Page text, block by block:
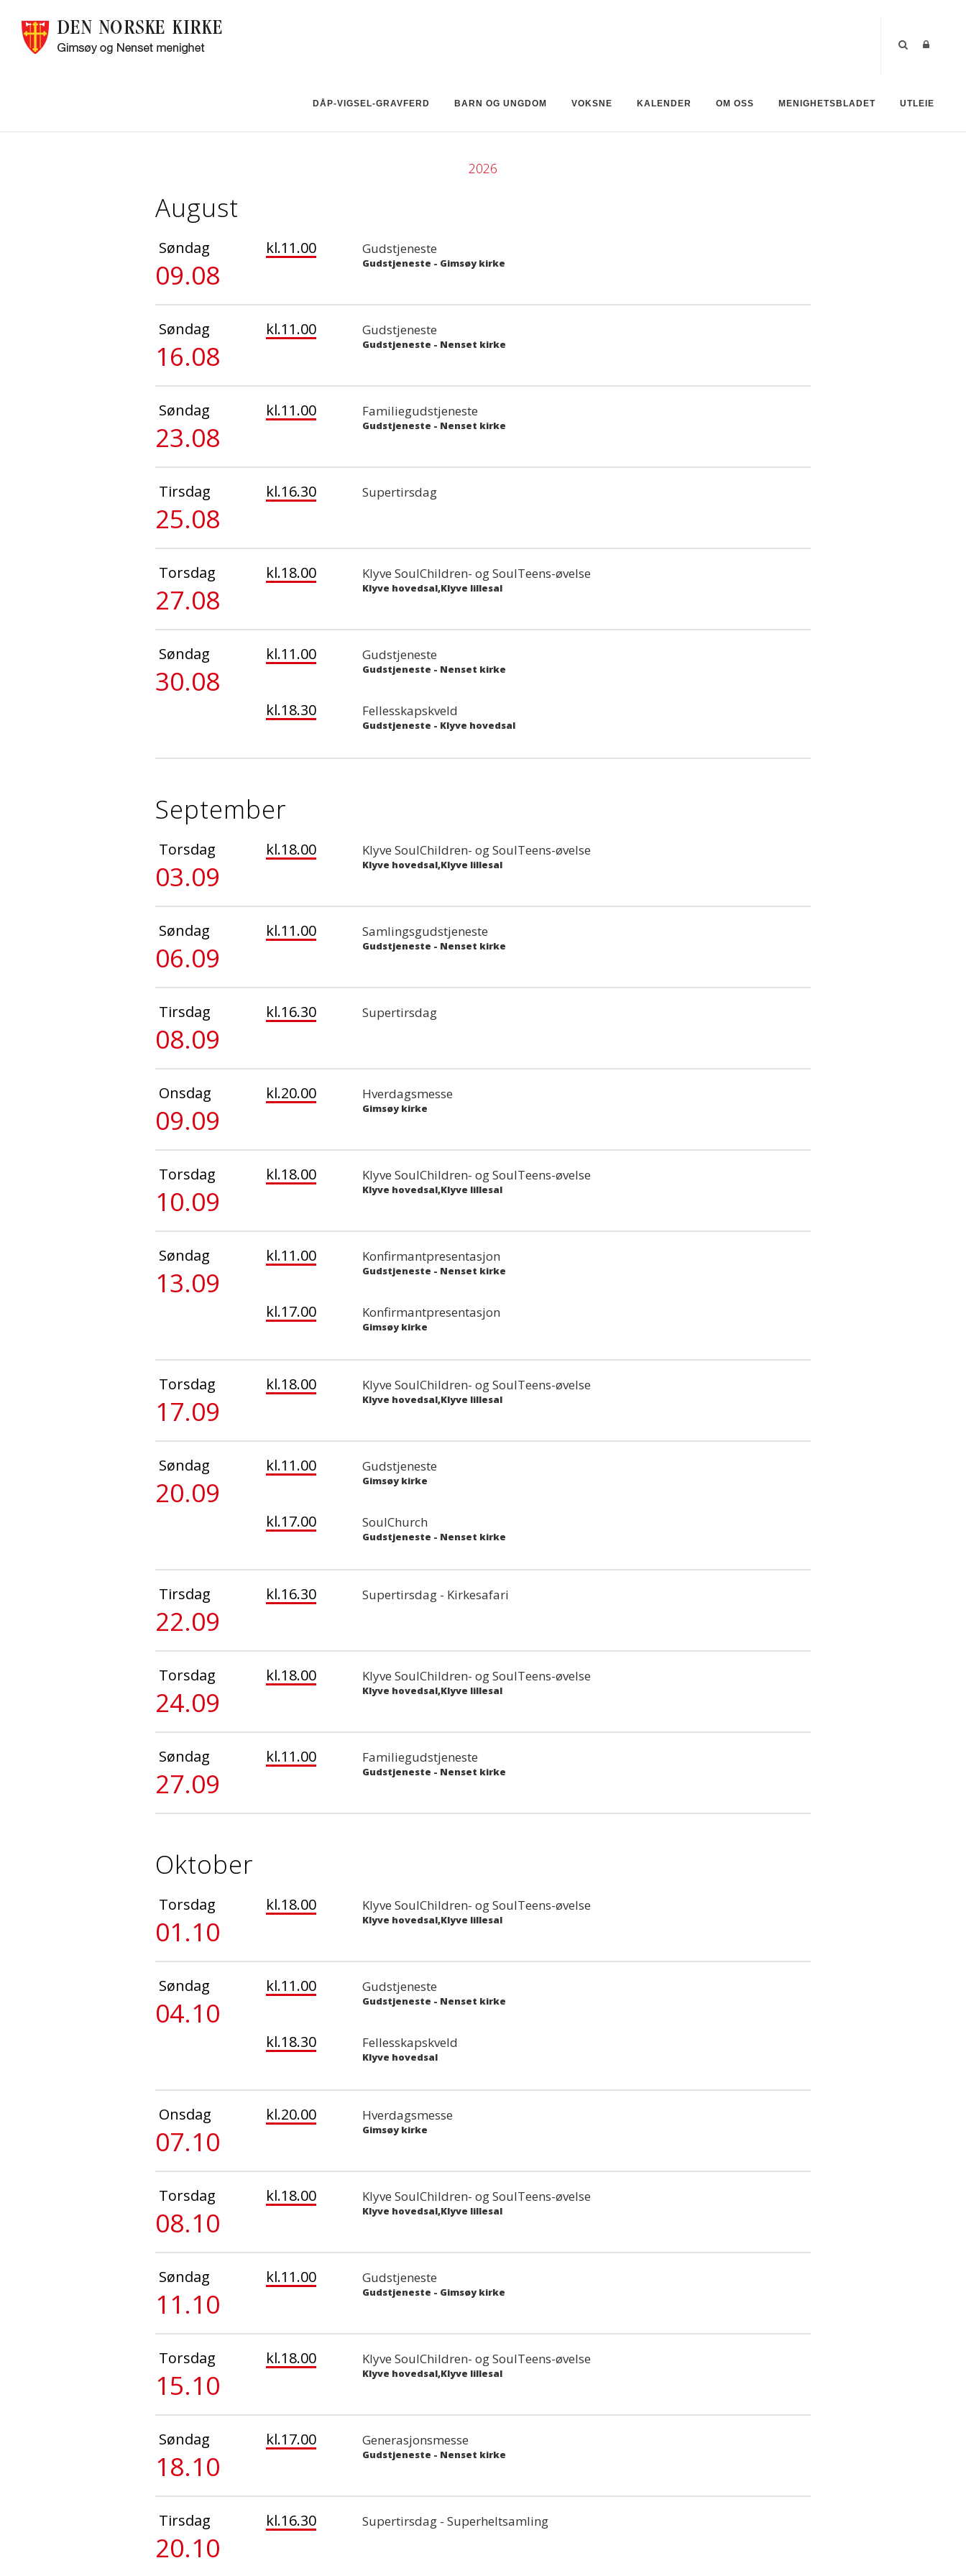
DÅP-VIGSEL-GRAVFERD BARN OG UNGDOM VOKSNE KALENDER OM OSS MENIGHETSBLADET UTLEIE
2026
August
Søndag
09.08
kl.11.00 Gudstjeneste
Gudstjeneste - Gimsøy kirke
Søndag
16.08
kl.11.00 Gudstjeneste
Gudstjeneste - Nenset kirke
Søndag
23.08
kl.11.00 Familiegudstjeneste
Gudstjeneste - Nenset kirke
Tirsdag
25.08
kl.16.30 Supertirsdag
Torsdag
27.08
kl.18.00 Klyve SoulChildren- og SoulTeens-øvelse
Klyve hovedsal,Klyve lillesal
Søndag
30.08
kl.11.00 Gudstjeneste
Gudstjeneste - Nenset kirke
kl.18.30 Fellesskapskveld
Gudstjeneste - Klyve hovedsal
September
Torsdag
03.09
kl.18.00 Klyve SoulChildren- og SoulTeens-øvelse
Klyve hovedsal,Klyve lillesal
Søndag
06.09
kl.11.00 Samlingsgudstjeneste
Gudstjeneste - Nenset kirke
Tirsdag
08.09
kl.16.30 Supertirsdag
Onsdag
09.09
kl.20.00 Hverdagsmesse
Gimsøy kirke
Torsdag
10.09
kl.18.00 Klyve SoulChildren- og SoulTeens-øvelse
Klyve hovedsal,Klyve lillesal
Søndag
13.09
kl.11.00 Konfirmantpresentasjon
Gudstjeneste - Nenset kirke
kl.17.00 Konfirmantpresentasjon
Gimsøy kirke
Torsdag
17.09
kl.18.00 Klyve SoulChildren- og SoulTeens-øvelse
Klyve hovedsal,Klyve lillesal
Søndag
20.09
kl.11.00 Gudstjeneste
Gimsøy kirke
kl.17.00 SoulChurch
Gudstjeneste - Nenset kirke
Tirsdag
22.09
kl.16.30 Supertirsdag - Kirkesafari
Torsdag
24.09
kl.18.00 Klyve SoulChildren- og SoulTeens-øvelse
Klyve hovedsal,Klyve lillesal
Søndag
27.09
kl.11.00 Familiegudstjeneste
Gudstjeneste - Nenset kirke
Oktober
Torsdag
01.10
kl.18.00 Klyve SoulChildren- og SoulTeens-øvelse
Klyve hovedsal,Klyve lillesal
Søndag
04.10
kl.11.00 Gudstjeneste
Gudstjeneste - Nenset kirke
kl.18.30 Fellesskapskveld
Klyve hovedsal
Onsdag
07.10
kl.20.00 Hverdagsmesse
Gimsøy kirke
Torsdag
08.10
kl.18.00 Klyve SoulChildren- og SoulTeens-øvelse
Klyve hovedsal,Klyve lillesal
Søndag
11.10
kl.11.00 Gudstjeneste
Gudstjeneste - Gimsøy kirke
Torsdag
15.10
kl.18.00 Klyve SoulChildren- og SoulTeens-øvelse
Klyve hovedsal,Klyve lillesal
Søndag
18.10
kl.17.00 Generasjonsmesse
Gudstjeneste - Nenset kirke
Tirsdag
20.10
kl.16.30 Supertirsdag - Superheltsamling